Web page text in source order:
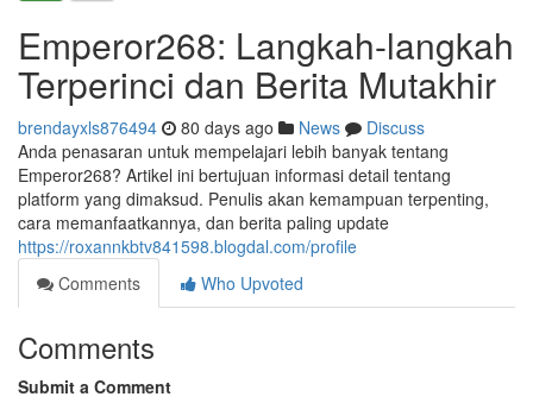
Emperor268: Langkah-langkah
Terperinci dan Berita Mutakhir
brendayxls876494 80 days ago News
Discuss
Anda penasaran untuk mempelajari lebih banyak tentang
Emperor268? Artikel ini bertujuan informasi detail tentang
platform yang dimaksud. Penulis akan kemampuan terpenting,
cara memanfaatkannya, dan berita paling update
https://roxannkbtv841598.blogdal.com/profile
Comments
Who Upvoted
Comments
Submit a Comment